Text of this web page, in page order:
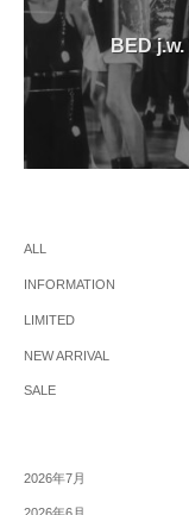
BED j.w.
ALL
INFORMATION
LIMITED
NEW ARRIVAL
SALE
2026年7月